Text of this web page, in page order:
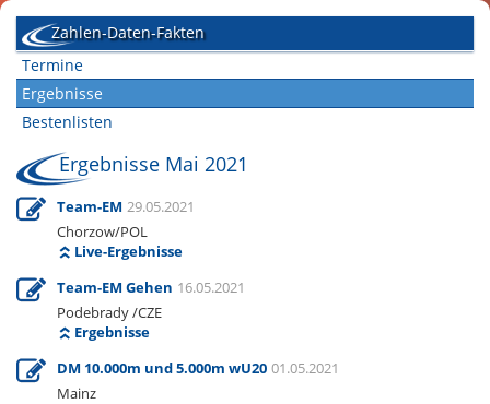
Zahlen-Daten-Fakten
Termine
Ergebnisse
Bestenlisten
Ergebnisse Mai 2021
Team-EM 29.05.2021
Chorzow/POL
Live-Ergebnisse
Team-EM Gehen 16.05.2021
Podebrady /CZE
Ergebnisse
DM 10.000m und 5.000m wU20 01.05.2021
Mainz